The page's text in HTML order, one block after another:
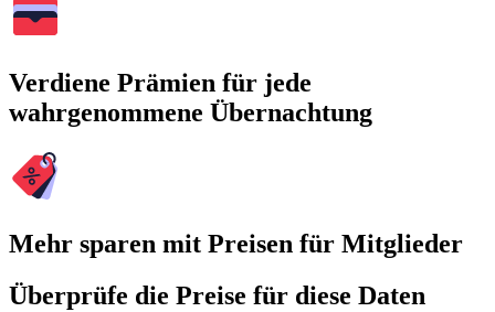
Verdiene Prämien für jede
wahrgenommene Übernachtung
Mehr sparen mit Preisen für Mitglieder
Überprüfe die Preise für diese Daten